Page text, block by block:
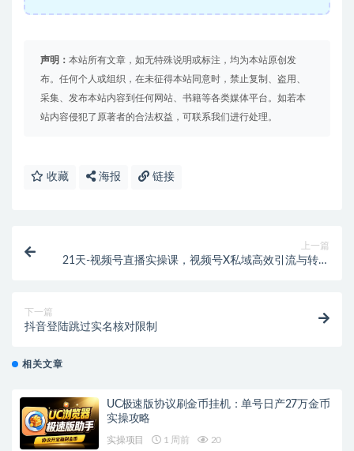
声明： 本站所有文章，如无特殊说明或标注，均为本站原创发
布。任何个人或组织，在未征得本站同意时，禁止复制、盗用、
采集、发布本站内容到任何网站、书籍等各类媒体平台。如若本
站内容侵犯了原著者的合法权益，可联系我们进行处理。
收藏 海报 链接
上一篇
21天-视频号直播实操课，视频号X私域高效引流与转化
下一篇
抖音登陆跳过实名核对限制
相关文章
UC极速版协议刷金币挂机：单号日产27万金币
实操攻略
实操项目 1 周前 20